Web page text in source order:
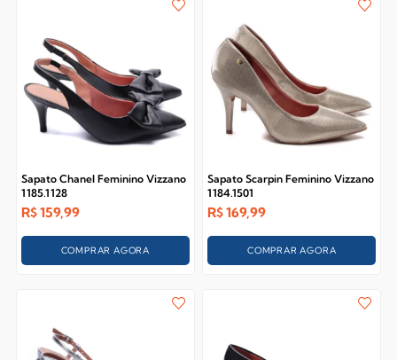
Sapato Chanel Feminino Vizzano
1185.1128
R$159,99
COMPRAR AGORA
Sapato Scarpin Feminino Vizzano
1184.1501
R$169,99
COMPRAR AGORA